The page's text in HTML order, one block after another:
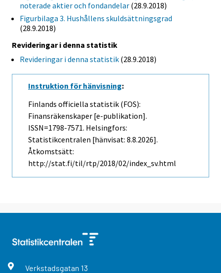
noterade aktier och fondandelar (28.9.2018)
Figurbilaga 3. Hushållens skuldsättningsgrad
(28.9.2018)
Revideringar i denna statistik
Revideringar i denna statistik (28.9.2018)
Instruktion för hänvisning:
Finlands officiella statistik (FOS):
Finansräkenskaper [e-publikation].
ISSN=1798-7571. Helsingfors:
Statistikcentralen [hänvisat: 8.8.2026].
Åtkomstsätt:
http://stat.fi/til/rtp/2018/02/index_sv.html
Verkstadsgatan 13